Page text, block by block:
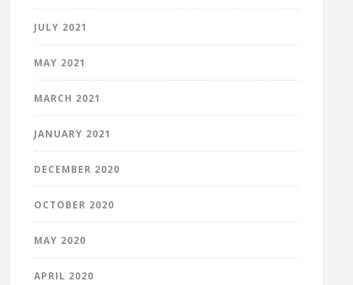
JULY 2021
MAY 2021
MARCH 2021
JANUARY 2021
DECEMBER 2020
OCTOBER 2020
MAY 2020
APRIL 2020